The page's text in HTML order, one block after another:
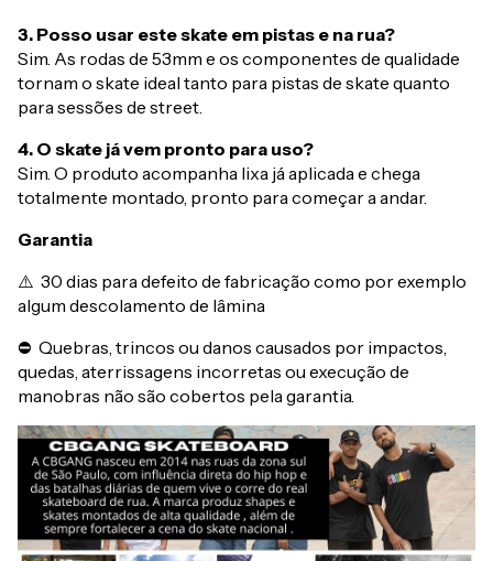
3. Posso usar este skate em pistas e na rua?
Sim. As rodas de 53mm e os componentes de qualidade
tornam o skate ideal tanto para pistas de skate quanto
para sessões de street.
4. O skate já vem pronto para uso?
Sim. O produto acompanha lixa já aplicada e chega
totalmente montado, pronto para começar a andar.
Garantia
⚠️ 30 dias para defeito de fabricação como por exemplo
algum descolamento de lâmina
⛔ Quebras, trincos ou danos causados por impactos,
quedas, aterrissagens incorretas ou execução de
manobras não são cobertos pela garantia.